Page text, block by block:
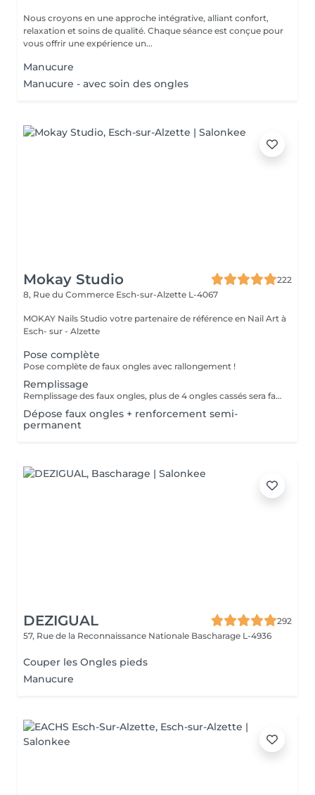
Nous croyons en une approche intégrative, alliant confort,
relaxation et soins de qualité. Chaque séance est conçue pour
vous offrir une expérience un...
Manucure
Manucure - avec soin des ongles
Mokay Studio
222
8, Rue du Commerce Esch-sur-Alzette L-4067
MOKAY Nails Studio votre partenaire de référence en Nail Art à
Esch- sur - Alzette
Pose complète
Pose complète de faux ongles avec rallongement !
Remplissage
Remplissage des faux ongles, plus de 4 ongles cassés sera facturé une nouvelle pose !Le remplissage doit être effectué dans les 4 semaines à compter du jour de la pose, les 4 semaines dépassées vous sera facturé un supplément de 10€! Tout changement de format vous sera également facturé !
Dépose faux ongles + renforcement semi-
permanent
DEZIGUAL
292
57, Rue de la Reconnaissance Nationale Bascharage L-4936
Couper les Ongles pieds
Manucure